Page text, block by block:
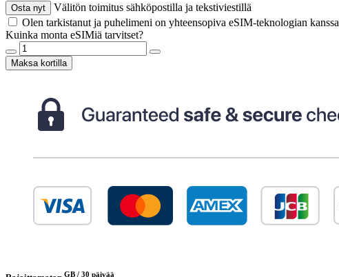
Osta nyt
Välitön toimitus sähköpostilla ja tekstiviestillä
Olen tarkistanut ja puhelimeni on yhteensopiva eSIM-teknologian kanssa
Kuinka monta eSIMiä tarvitset?
Maksa kortilla
GB / 30 päivää